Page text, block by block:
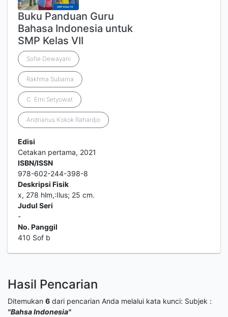
Buku Panduan Guru
Bahasa Indonesia untuk
SMP Kelas VII
Sofie Dewayani
Rakhma Subarna
C. Erni Setyowat
Andrianus Kokok Rahardjo
Edisi
Cetakan pertama, 2021
ISBN/ISSN
978-602-244-398-8
Deskripsi Fisik
x, 278 hlm,:Ilus; 25 cm.
Judul Seri
-
No. Panggil
410 Sof b
Hasil Pencarian
Ditemukan 6 dari pencarian Anda melalui kata kunci: Subjek :
"Bahsa Indonesia"